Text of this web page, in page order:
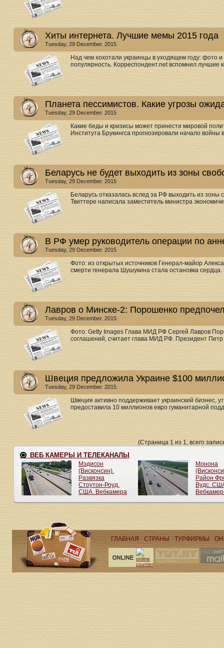
Хиты интернета. Лучшие мемы 2015 года
Tuesday, 29 December. 2015
Над чем хохотали украинцы в уходящем году: фото
популярность. Корреспондент.net вспомнил
Планета пессимистов. Какие угрозы
Tuesday, 29 December. 2015
Какие беды и кризисы может принести мировой
Института Брукингса прогнозировали начало
Беларусь не будет выходить из зоны
Tuesday, 29 December. 2015
Беларусь отказалась вслед за РФ выходить из зоны
Твиттере написала заместитель министра
В РФ умер руководитель операции по
Tuesday, 29 December. 2015
Фото: из открытых источников Генерал-майор
смерти генерала Шушукина стала остановка
Лавров о Минске-2: Порошенко
Tuesday, 29 December. 2015
Фото: Getty Images Глава МИД РФ Сергей Лавров
соглашений, считает глава МИД РФ. Президент
Швеция предложила Украине $100
Tuesday, 29 December. 2015
Швеция активно поддерживает украинский бизнес,
предоставила 10 миллионов евро гуманитарной
(Страница 1 из 1, всего
ГЛАВНАЯ СТРАНЫ ТУРФИРМЫ